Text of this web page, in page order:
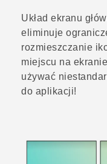
Układ ekranu
eliminuje
rozmieszczanie
miejscu na
używać
do aplikacji!